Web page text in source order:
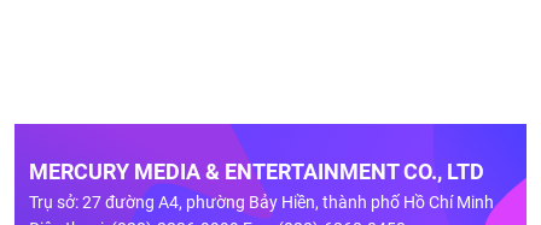
MERCURY MEDIA & ENTERTAINMENT CO., LTD
Trụ sở: 27 đường A4, phường Bảy Hiền, thành phố Hồ Chí Minh